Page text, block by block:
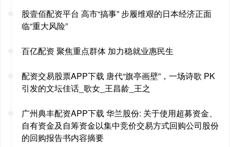
股壹佰配资平台 高市“搞事” 步履维艰的日本经济正面
临“重大风险”
百亿配资 聚焦重点群体 加力稳就业惠民生
配资交易股票APP下载 唐代“旗亭画壁”，一场诗歌 PK
引发的文坛佳话_歌女_王昌龄_王之
广州典丰配资APP下载 华兰股份: 关于使用超募资金、
自有资金及自筹资金以集中竞价交易方式回购公司股份
的回购报告书内容摘要